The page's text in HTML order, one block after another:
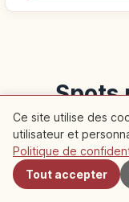
Spots
Découvrez les
Ce site utilise des
utilisateur et
Politique de
Tout accepter